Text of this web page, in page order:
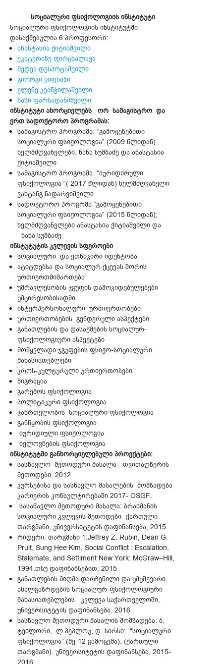
სოციალური ფსიქოლოგიის ინსტიტუტი
სოციალური ფსიქოლოგიის ინსტიტუტში
დასაქმებულია 6 პროფესორი:
ანასტასია ქიტიაშვილი
ეკატერინე ფირცხალავა
მედეა დესპოტაშვილი
გიორგი ყიფიანი
ელენე კვანჭილაშვილი
ნაზი ფარსადანიშვილი
ინსტიტუტი ახორციელებს ორ სამაგისტრო და
ერთ სადოქტორო პროგრამას:
სამაგისტრო პროგრამა: “გამოყენებითი
სოციალური ფსიქოლოგია” (2009 წლიდან)
ხელმძღვანელები: ნანა სუმბაძე და ანასტასია
ქიტიაშვილი
სამაგისტრო პროგრამა “იურიდირული
ფსიქოლოგია “( 2017 წლიდან) ხელმძღვანელი
ვახტანგ ნადარეიშვილი
სადოქტორო პროგრმა “გამოყენებითი
სოციალური ფსიქოლოგია” (2015 წლიდან);
ხელმძღვანელები ანასტასია ქიტიაშვილი და
ნანა სუმბაძე
ინსტუტუტის კვლევის სფეროები
სოციალური და ეთნიკირი იდენტობა
ატიტდებსა და სოციალურ ქცევას შორის
ურთიერთმიმართება
უმრავლესობის ჯგუფის დამოკიდებულებები
უმცირესობისადმი
ინტერპერსონალური ურთიერთობები
ურთიერთობების გენდერული ასპექტები
განათლების და დასაქმების სოციალურ-
ფსიქოლოგიური ასპექტები
მოწყვლადი ჯგუფების ფსიქო-სოციალური
მახასიათებლები
კროს-კულტურული ურთიერთობები
მიგრაცია
გარემოს ფსიქოლოგია
პოლიტიკური ფსიქოლოგია
ჯანრთელობის სოციალური ფსიქოლოგია
განწყობის ფსიქოლოგია
იურიდიული ფსიქოლოგია
ხელოვნების ფსიქოლოგია
ინსტიტუტში განხორციელებული პროექტები:
სასწავლო მეთოდური მასალა - თვითაღწერის
მეთოდები. 2012
კურსებისა და სასწავლო მასალების მომზადება
კარიერის კონსულტირებაში 2017- OSGF.
სასაწავლო მეთოდური მასალა: ბრაიმანის
სოციალური კვლევის მეთოდები- ქართული
თარგმანი, უნივერსიტეტის დაფინანსება, 2015
რიდერი. თარგმანი 1.Jeffrey Z. Rubin, Dean G.
Pruit, Sung Hee Kim, Social Conflict : Escalation,
Stalemate, and Settlment New York: McGraw–Hill,
1994.თსუ დაფინანსებით. 2015
განათლების მიღმა დარჩენილი და უმუშევარი
ახალგაზრდების სოციალურ-ფსიქოლოგიური
მახასიათებლების კვლევა საქართველოში,
უნივერსიტეტის დაფინანსება. 2016
სასწავლო მეთოდური მასალის მომზადება: ბ.
ტეილორი, ლ.პეპლოუ, დ. სირსი; “სოციალური
ფსიქოლოგია” (მე-12 გამოცემა). (ქართული
თარგმანი). უნივერსიტეტის დაფინანსება, 2015-